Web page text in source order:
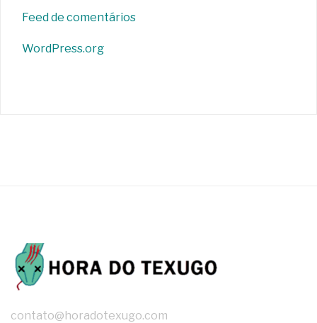
Feed de comentários
WordPress.org
contato@horadotexugo.com